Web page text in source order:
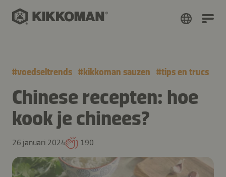
#voedseltrends #kikkoman sauzen #tips en trucs
Chinese recepten: hoe
kook je chinees?
26 januari 2024 190